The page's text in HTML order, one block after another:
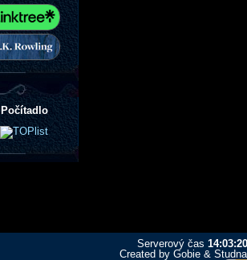
Počítadlo
Serverový čas 14:03:20
Created by Gobie &